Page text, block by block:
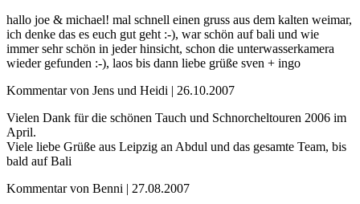
hallo joe & michael! mal schnell einen gruss aus dem kalten weimar,
ich denke das es euch gut geht :-), war schön auf bali und wie
immer sehr schön in jeder hinsicht, schon die unterwasserkamera
wieder gefunden :-), laos bis dann liebe grüße sven + ingo
Kommentar von Jens und Heidi | 26.10.2007
Vielen Dank für die schönen Tauch und Schnorcheltouren 2006 im
April.
Viele liebe Grüße aus Leipzig an Abdul und das gesamte Team, bis
bald auf Bali
Kommentar von Benni | 27.08.2007